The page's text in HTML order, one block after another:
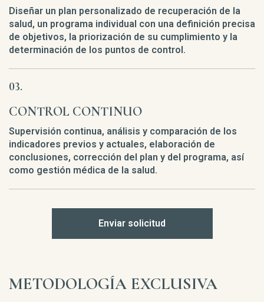
Diseñar un plan personalizado de recuperación de la
salud, un programa individual con una definición precisa
de objetivos, la priorización de su cumplimiento y la
determinación de los puntos de control.
CONTROL CONTINUO
Supervisión continua, análisis y comparación de los
indicadores previos y actuales, elaboración de
conclusiones, corrección del plan y del programa, así
como gestión médica de la salud.
Enviar solicitud
METODOLOGÍA EXCLUSIVA